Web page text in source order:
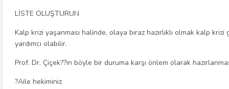
LİSTE OLUŞTURUN
Kalp krizi yaşanması halinde, olaya biraz hazırlıklı olmak kalp krizi
yardımcı olabilir.
Prof. Dr. Çiçek??in böyle bir duruma karşı önlem olarak
?Aile hekiminiz